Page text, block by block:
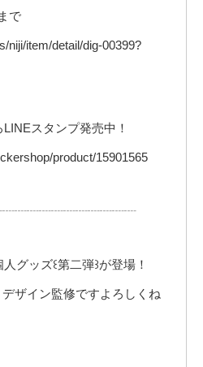
で
niji/item/detail/dig-00399?
スタンプ発売中！
product/15901565
ッズ꒰第二弾꒱が登場！
ザイン監修ですよろしくね